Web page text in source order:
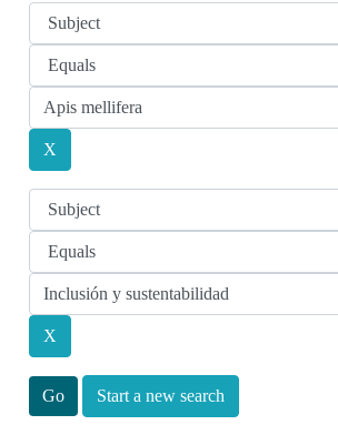
Start a new search